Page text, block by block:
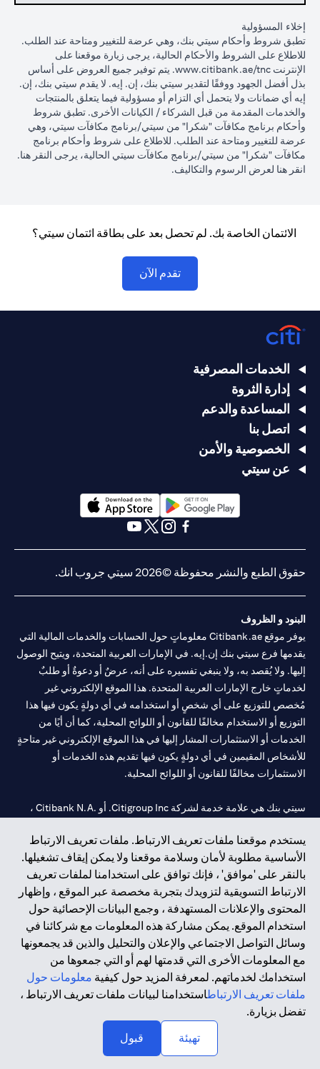
إخلاء المسؤولية
تطبق شروط وأحكام سيتي بنك، وهي عرضة للتغيير ومتاحة عند الطلب.
للاطلاع على الشروط والأحكام الحالية، يرجى زيارة موقعنا على
الإنترنت www.citibank.ae/tnc
(opens in a new tab). يتم توفير جميع العروض على أساس
بذل أفضل الجهود ووفقًا لتقدير سيتي بنك، إن. إيه. لا يقدم سيتي بنك، إن.
إيه أي ضمانات ولا يتحمل أي التزام أو مسؤولية فيما يتعلق بالمنتجات
والخدمات المقدمة من قبل الشركاء / الكيانات الأخرى. تطبق شروط
وأحكام برنامج مكافآت "شكرا" من سيتي/برنامج مكافآت سيتي، وهي
عرضة للتغيير ومتاحة عند الطلب. للاطلاع على شروط وأحكام برنامج
مكافآت "شكرا" من سيتي/برنامج مكافآت سيتي الحالية، يرجى النقر هنا.
انقر هنا لعرض الرسوم والتكاليف.
الائتمان الخاصة بك. لم تحصل بعد على بطاقة ائتمان سيتي؟
تقدم الآن
يستخدم موقعنا ملفات تعريف الارتباط. ملفات تعريف الارتباط
الأساسية مطلوبة لأمان وسلامة موقعنا ولا يمكن إيقاف تشغيلها.
بالنقر على 'موافق' ، فإنك توافق على استخدامنا لملفات تعريف
الارتباط التسويقية لتزويدك بتجربة مخصصة عبر الموقع ، وإظهار
المحتوى والإعلانات المستهدفة ، وجمع البيانات الإحصائية حول
استخدام الموقع. يمكن مشاركة هذه المعلومات مع شركائنا في
وسائل التواصل الاجتماعي والإعلان والتحليل والذين قد يجمعونها
مع المعلومات الأخرى التي قدمتها لهم أو التي جمعوها من
استخدامك لخدماتهم. لمعرفة المزيد حول كيفية معلومات حول
ملفات تعريف الارتباطاستخدامنا لبيانات ملفات تعريف الارتباط ،
تفضل بزيارة.
تهيئة
قبول
الخدمات المصرفية
إدارة الثروة
المساعدة والدعم
اتصل بنا
الخصوصية والأمن
عن سيتي
(opens in a new tab)
حقوق الطبع والنشر محفوظة ©2026 سيتي جروب انك.
البنود و الظروف
يوفر موقع Citibank.ae معلوماتٍ حول الحسابات والخدمات المالية التي
يقدمها فرع سيتي بنك إن.إيه. في الإمارات العربية المتحدة، ويتيح الوصول
إليها. ولا يُقصد به، ولا ينبغي تفسيره على أنه، عرضٌ أو دعوةٌ أو طلبٌ
لخدماتٍ خارج الإمارات العربية المتحدة. هذا الموقع الإلكتروني غير
مُخصص للتوزيع على أي شخصٍ أو استخدامه في أي دولةٍ يكون فيها هذا
التوزيع أو الاستخدام مخالفًا للقانون أو اللوائح المحلية، كما أن أيًا من
الخدمات أو الاستثمارات المشار إليها في هذا الموقع الإلكتروني غير متاحةٍ
للأشخاص المقيمين في أي دولةٍ يكون فيها تقديم هذه الخدمات أو
الاستثمارات مخالفًا للقانون أو اللوائح المحلية.
سيتي بنك هي علامة خدمة لشركة Citigroup Inc. أو .Citibank N.A ،
سيتي بنك إن. إيه. الإمارات مسجل لدى مصرف الإمارات المركزي تحت
أرقام التراخيص 202563 لفرع الوصل في دبي، 531989 لفرع مول
الإمارات في دبي، وCN-1002019لفرع أبوظبي. هاتف: 4000 311 04.
فرع سيتي بنك إن إيه - الإمارات العربية المتحدة مرخص من مصرف
الإمارات العربية المتحدة المركزي كفرع لبنك أجنبي.
سيتي بنك إن إيه الإمارات العربية المتحدة مرخص من هيئة الأوراق المالية
والسلع في الإمارات العربية المتحدة ("SCA") للقيام بالنشاط المالي لـ أ)
الاستشارات المالية والتعريف والترويج بموجب ترخيص رقم
20200000097 ب) وسيط تداول في الأسواق الدولية بموجب ترخيص
حقوق الطبع والنشر محفوظة ©2026 سيتي جروب انك.